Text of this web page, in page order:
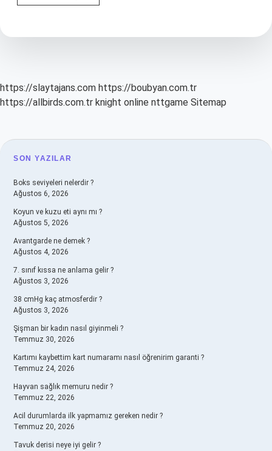
Kürtlerin
https://slaytajans.com https://boubyan.com.tr
https://allbirds.com.tr knight online nttgame Sitemap
SIDEBAR
SON YAZILAR
Boks seviyeleri nelerdir ?
Ağustos 6, 2026
Koyun ve kuzu eti aynı mı ?
Ağustos 5, 2026
Avantgarde ne demek ?
Ağustos 4, 2026
7. sınıf kıssa ne anlama gelir ?
Ağustos 3, 2026
38 cmHg kaç atmosferdir ?
Ağustos 3, 2026
Şişman bir kadın nasıl giyinmeli ?
Temmuz 30, 2026
Kartımı kaybettim kart numaramı nasıl öğrenirim garanti ?
Temmuz 24, 2026
Hayvan sağlık memuru nedir ?
Temmuz 22, 2026
Acil durumlarda ilk yapmamız gereken nedir ?
Temmuz 20, 2026
Tavuk derisi neye iyi gelir ?